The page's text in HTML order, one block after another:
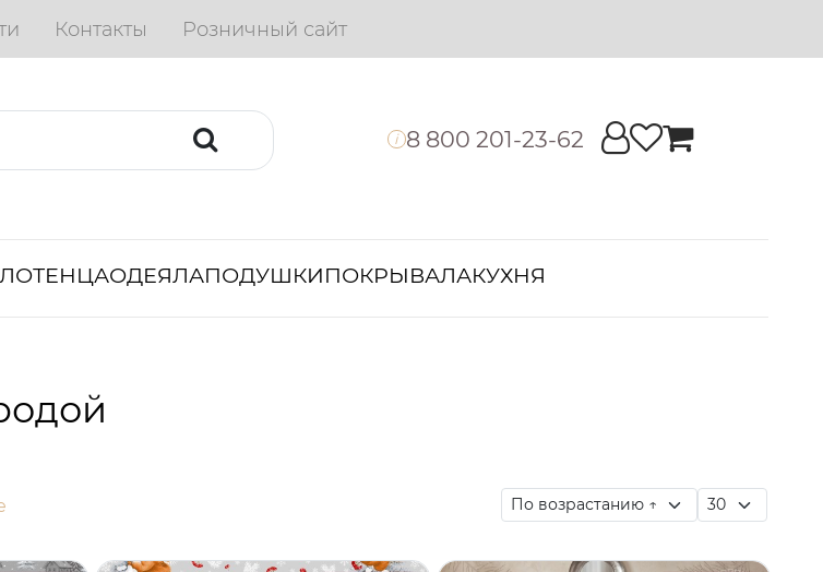
Контакты Розничный сайт
i 8 800 201-23-62
ОДЕЯЛАПОДУШКИПОКРЫВАЛАКУХНЯ